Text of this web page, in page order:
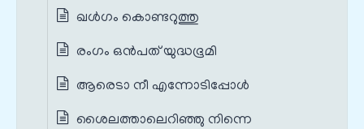
ഖള്‍ഗം കൊണ്ടറുത്തു
രംഗം ഒൻപത് യുദ്ധഭൂമി
ആരെടാ നീ എന്നോടിപ്പോൾ
ശൈലത്താലെറിഞ്ഞു നിന്നെ